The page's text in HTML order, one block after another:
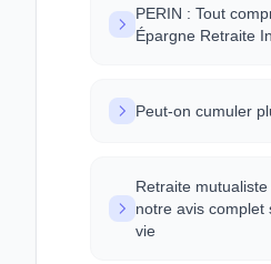
PERIN : Tout
Épargne Retraite
Peut-on cumuler
Retraite
notre avis complet
vie